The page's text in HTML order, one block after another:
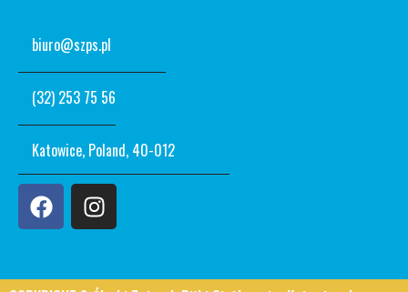
biuro@szps.pl
(32) 253 75 56
Katowice, Poland, 40-012